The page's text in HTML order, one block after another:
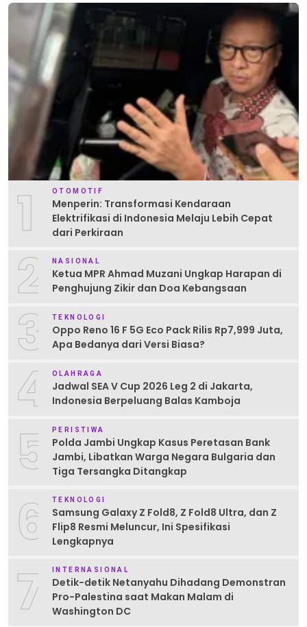
1 OTOMOTIF
Menperin: Transformasi Kendaraan
Elektrifikasi di Indonesia Melaju Lebih Cepat
dari Perkiraan
2 NASIONAL
Ketua MPR Ahmad Muzani Ungkap Harapan di
Penghujung Zikir dan Doa Kebangsaan
3 TEKNOLOGI
Oppo Reno 16 F 5G Eco Pack Rilis Rp7,999 Juta,
Apa Bedanya dari Versi Biasa?
4 OLAHRAGA
Jadwal SEA V Cup 2026 Leg 2 di Jakarta,
Indonesia Berpeluang Balas Kamboja
5 PERISTIWA
Polda Jambi Ungkap Kasus Peretasan Bank
Jambi, Libatkan Warga Negara Bulgaria dan
Tiga Tersangka Ditangkap
6 TEKNOLOGI
Samsung Galaxy Z Fold8, Z Fold8 Ultra, dan Z
Flip8 Resmi Meluncur, Ini Spesifikasi
Lengkapnya
7 INTERNASIONAL
Detik-detik Netanyahu Dihadang Demonstran
Pro-Palestina saat Makan Malam di
Washington DC